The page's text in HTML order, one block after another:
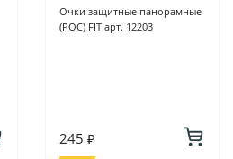
Очки защитные панорамные
(РОС) FIT арт. 12203
245 ₽